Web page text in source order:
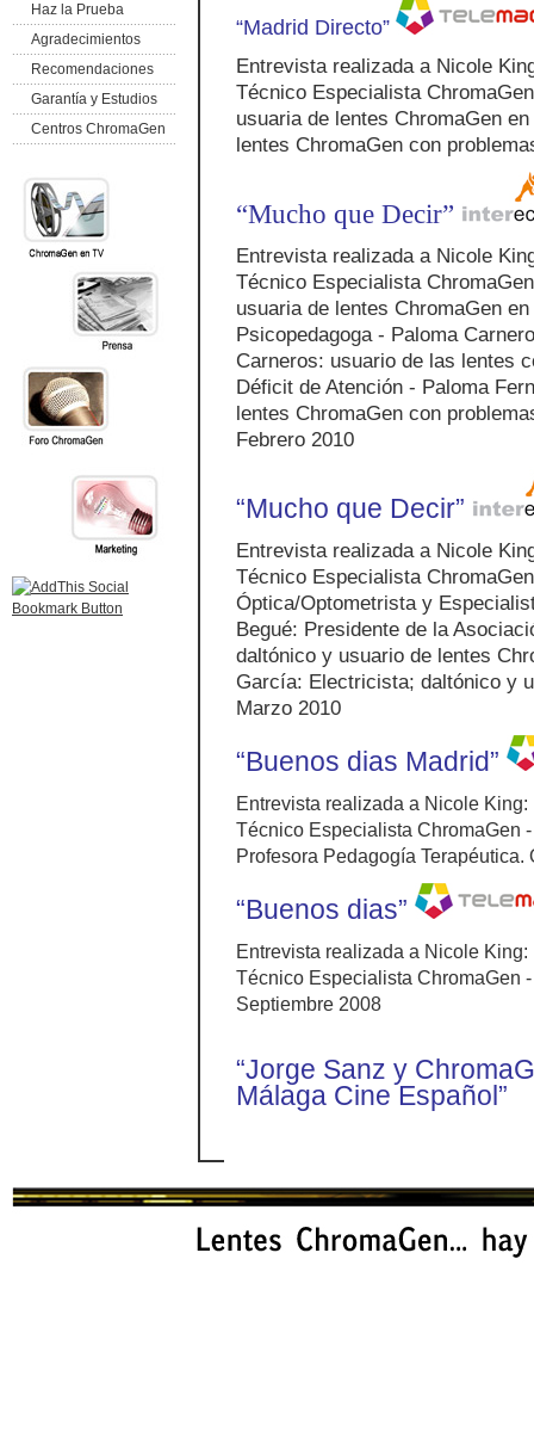
“Madrid Directo”
Entrevista realizada a Nicole
Técnico Especialista
usuaria de lentes ChromaGen
lentes ChromaGen con
“Mucho que Decir”
Entrevista realizada a Nicole
Técnico Especialista
usuaria de lentes ChromaGen
Psicopedagoga - Paloma
Carneros: usuario de las lentes
Déficit de Atención - Paloma
lentes ChromaGen con
Febrero 2010
“Mucho que Decir”
Entrevista realizada a Nicole
Técnico Especialista
Óptica/Optometrista y
Begué: Presidente de la
daltónico y usuario de lentes
García: Electricista; daltónico y
Marzo 2010
“Buenos dias Madrid”
Entrevista realizada a Nicole
Técnico Especialista ChromaGen
Profesora Pedagogía Terapéutica.
“Buenos dias”
Entrevista realizada a Nicole
Técnico Especialista ChromaGen
Septiembre 2008
“Jorge Sanz y
Málaga Cine Español”
Haz la Prueba
Agradecimientos
Recomendaciones
Garantía y Estudios
Centros ChromaGen